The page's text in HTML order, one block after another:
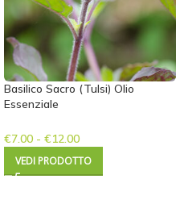
Basilico Sacro (Tulsi) Olio
Essenziale
€7.00 - €12.00
VEDI PRODOTTO